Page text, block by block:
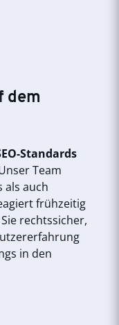
dem
Standards
Team
als auch
frühzeitig
rechtssicher,
in den